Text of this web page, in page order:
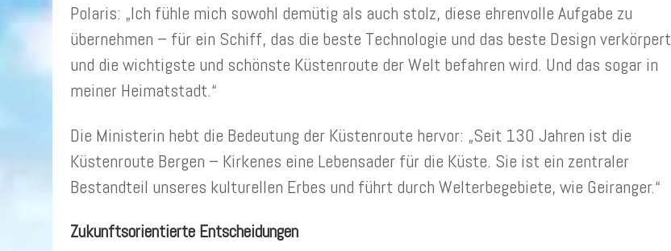
Polaris: „Ich fühle mich sowohl demütig als auch stolz, diese ehrenvolle Aufgabe zu
übernehmen – für ein Schiff, das die beste Technologie und das beste Design verkörpert
und die wichtigste und schönste Küstenroute der Welt befahren wird. Und das sogar in
meiner Heimatstadt.“
Die Ministerin hebt die Bedeutung der Küstenroute hervor: „Seit 130 Jahren ist die
Küstenroute Bergen – Kirkenes eine Lebensader für die Küste. Sie ist ein zentraler
Bestandteil unseres kulturellen Erbes und führt durch Welterbegebiete, wie Geiranger.“
Zukunftsorientierte Entscheidungen